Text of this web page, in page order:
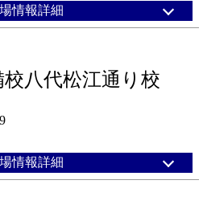
情報詳細
八代松江通り校
情報詳細